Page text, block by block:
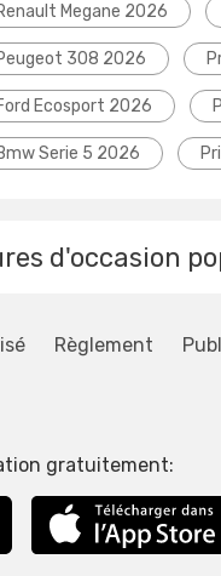
Megane 2026
308 2026
Ecosport 2026
Serie 5 2026
d'occasion
Règlement
gratuitement: